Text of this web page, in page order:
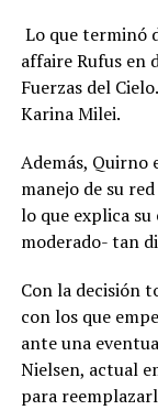
Lo que terminó
affaire Rufus en
Fuerzas del
Karina Milei.
Además, Quirno
manejo de su
lo que explica
moderado- tan
Con la decisión
con los que
ante una
Nielsen, actual
para